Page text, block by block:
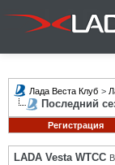
Лада Веста Клуб >
Последний
Регистрация
LADA Vesta WTCC